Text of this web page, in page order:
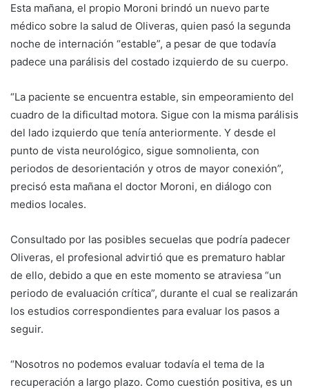
Esta mañana, el propio Moroni brindó un nuevo parte
médico sobre la salud de Oliveras, quien pasó la segunda
noche de internación “estable”, a pesar de que todavía
padece una parálisis del costado izquierdo de su cuerpo.
“La paciente se encuentra estable, sin empeoramiento del
cuadro de la dificultad motora. Sigue con la misma parálisis
del lado izquierdo que tenía anteriormente. Y desde el
punto de vista neurológico, sigue somnolienta, con
periodos de desorientación y otros de mayor conexión”,
precisó esta mañana el doctor Moroni, en diálogo con
medios locales.
Consultado por las posibles secuelas que podría padecer
Oliveras, el profesional advirtió que es prematuro hablar
de ello, debido a que en este momento se atraviesa “un
periodo de evaluación crítica”, durante el cual se realizarán
los estudios correspondientes para evaluar los pasos a
seguir.
“Nosotros no podemos evaluar todavía el tema de la
recuperación a largo plazo. Como cuestión positiva, es un